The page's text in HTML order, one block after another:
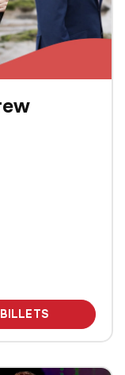
EHNES ET
BILLETS DES